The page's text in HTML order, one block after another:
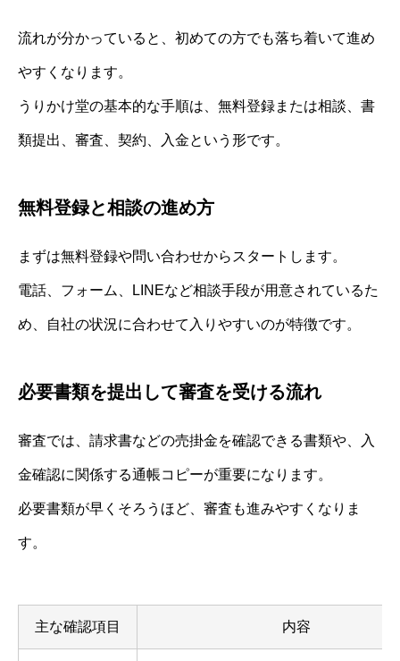
流れが分かっていると、初めての方でも落ち着いて進め
やすくなります。
うりかけ堂の基本的な手順は、無料登録または相談、書
類提出、審査、契約、入金という形です。
無料登録と相談の進め方
まずは無料登録や問い合わせからスタートします。
電話、フォーム、LINEなど相談手段が用意されているた
め、自社の状況に合わせて入りやすいのが特徴です。
必要書類を提出して審査を受ける流れ
審査では、請求書などの売掛金を確認できる書類や、入
金確認に関係する通帳コピーが重要になります。
必要書類が早くそろうほど、審査も進みやすくなりま
す。
主な確認項目 内容